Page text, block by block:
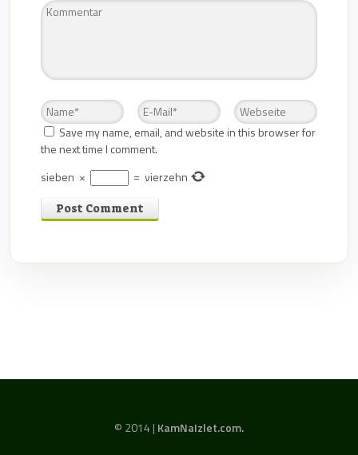
Save my name, email, and website in this browser for
the next time I comment.
sieben × = vierzehn
© 2014 | KamNaIzlet.com.